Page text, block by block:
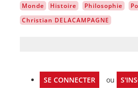
Monde Histoire Philosophie
Christian DELACAMPAGNE
SE CONNECTER ou